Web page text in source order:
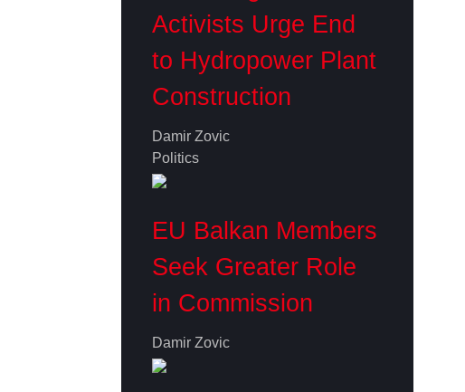
Activists Urge End
to Hydropower Plant
Construction
Damir Zovic
Politics
EU Balkan Members
Seek Greater Role
in Commission
Damir Zovic